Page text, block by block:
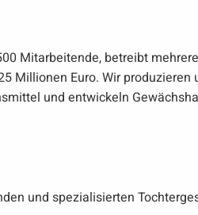
Mitarbeitende, betreibt
Millionen Euro. Wir produzieren
und entwickeln
und spezialisierten